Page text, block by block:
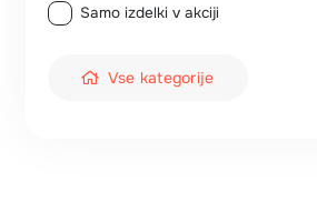
Samo izdelki v akciji
Vse kategorije